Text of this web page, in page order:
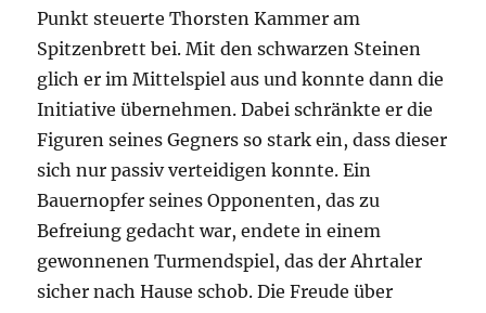
Punkt steuerte Thorsten Kammer am
Spitzenbrett bei. Mit den schwarzen Steinen
glich er im Mittelspiel aus und konnte dann die
Initiative übernehmen. Dabei schränkte er die
Figuren seines Gegners so stark ein, dass dieser
sich nur passiv verteidigen konnte. Ein
Bauernopfer seines Opponenten, das zu
Befreiung gedacht war, endete in einem
gewonnenen Turmendspiel, das der Ahrtaler
sicher nach Hause schob. Die Freude über